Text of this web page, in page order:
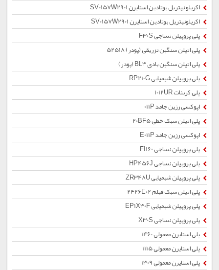
اکریلو نیتریل بوتادین استایرن SV0157W2901
اکریلونیتریل بوتادین استایرن SV0157W2901
پلی پروپیلن نساجی F30S
پلی اتیلن سنگین تزریقی (پودر) 52518
پلی اتیلن سنگین بادی BL3 (پودر)
پلی پروپیلن شیمیایی RP210G
پلی کربنات 1012UR
اپوکسی رزین جامد 011P
پلی اتیلن سبک خطی 20BF5
اپوکسی رزین جامد E011P
پلی پروپیلن نساجی FI160
پلی پروپیلن نساجی HP456J
پلی پروپیلن شیمیایی ZR348U
پلی اتیلن سبک فیلم 2426E02
پلی پروپیلن شیمیایی EP1X30F
پلی پروپیلن نساجی X30S
پلی استایرن معمولی 1460
پلی استایرن معمولی 1115
پلی استایرن معمولی 1309